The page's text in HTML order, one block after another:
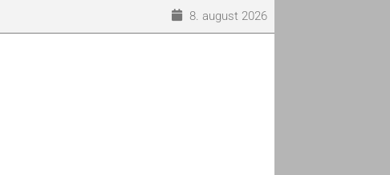
8. august 2026